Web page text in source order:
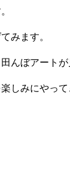
みます。
んぼアートが
しみにやっ